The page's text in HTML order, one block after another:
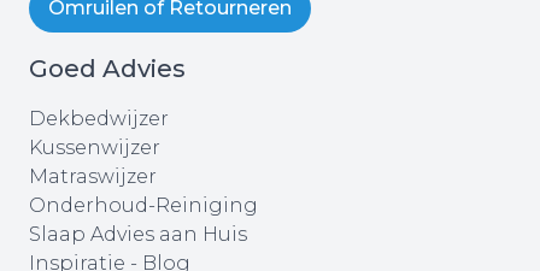
Omruilen of Retourneren
Goed Advies
Dekbedwijzer
Kussenwijzer
Matraswijzer
Onderhoud-Reiniging
Slaap Advies aan Huis
Inspiratie - Blog